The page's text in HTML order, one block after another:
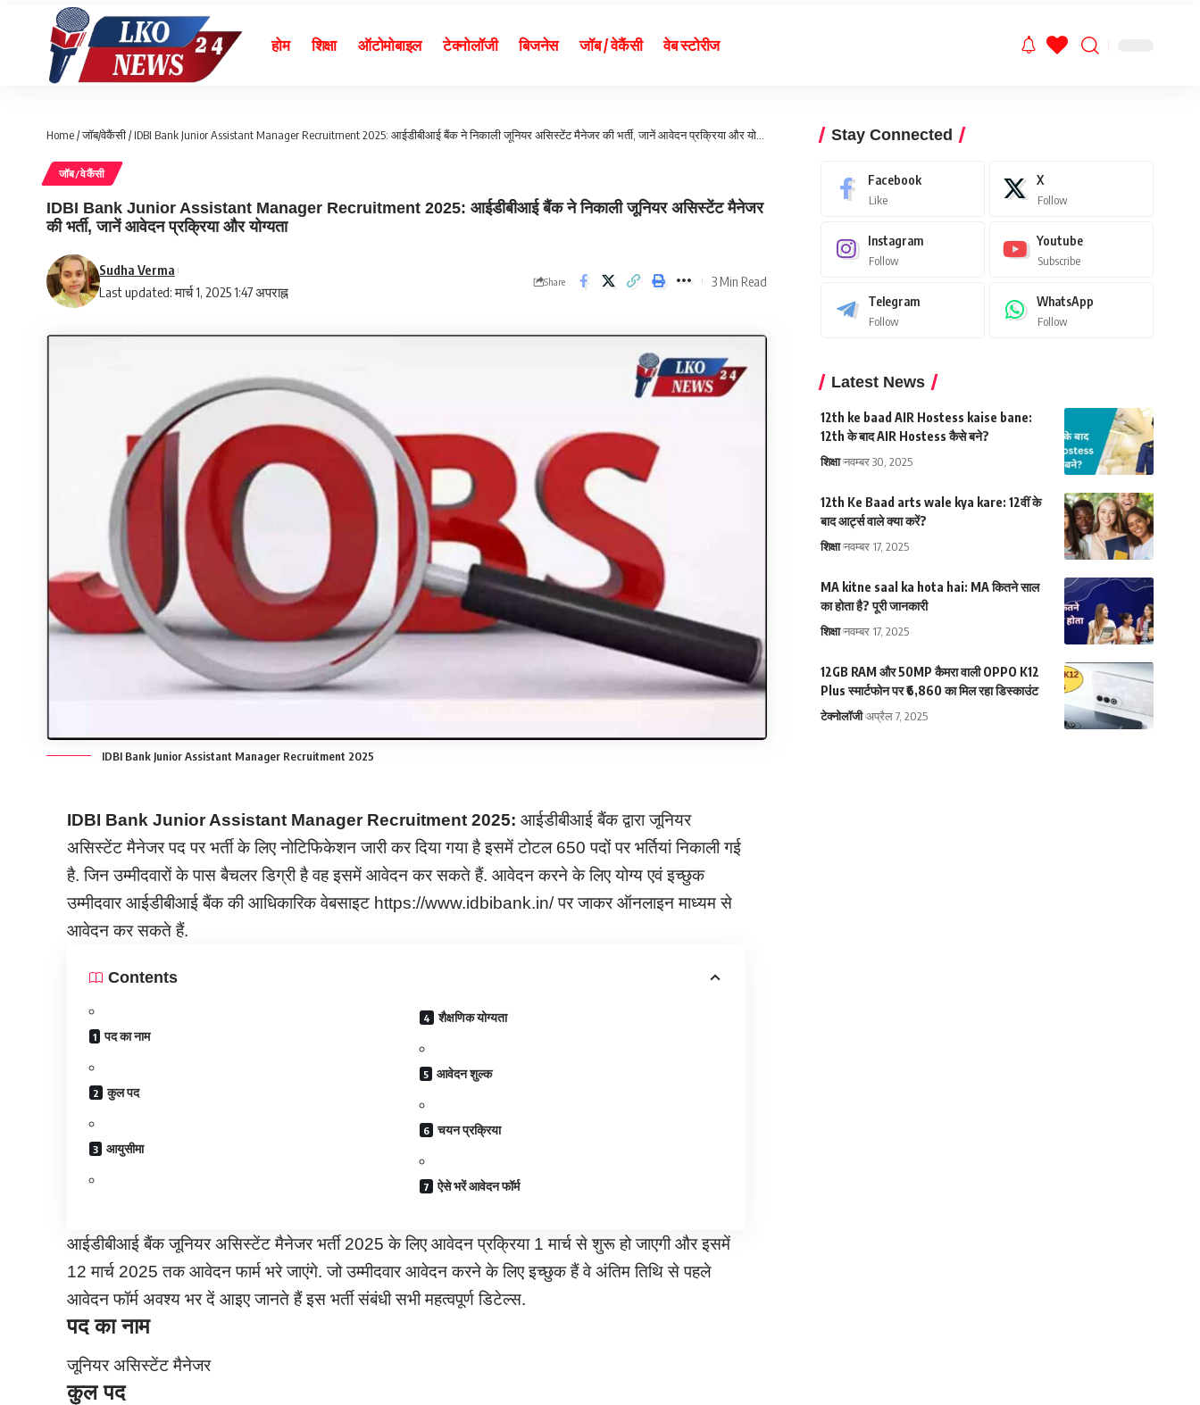
होम शिक्षा ऑटोमोबाइल टेक्नोलॉजी बिजनेस जॉब / वेकैंसी वेब स्टोरीज
Home/जॉब/वेकैंसी/IDBI Bank Junior Assistant Manager Recruitment 2025: आईडीबीआई बैंक ने निकाली जूनियर असिस्टेंट मैनेजर की भर्ती, जानें आवेदन प्रक्रिया और योग्यता
जॉब/वेकैंसी
IDBI Bank Junior Assistant Manager Recruitment 2025: आईडीबीआई बैंक ने निकाली जूनियर असिस्टेंट मैनेजर
की भर्ती, जानें आवेदन प्रक्रिया और योग्यता
Last updated: मार्च 1, 2025 1:47 अपराह्न
Sudha Verma
Share 3 Min Read
IDBI Bank Junior Assistant Manager Recruitment 2025
IDBI Bank Junior Assistant Manager Recruitment2025: आईडीबीआई बैंक द्वारा जूनियर
असिस्टेंट मैनेजर पद पर भर्ती के लिए नोटिफिकेशन जारी कर दिया गया है इसमें टोटल 650 पदों पर भर्तियां निकाली गई
है. जिन उम्मीदवारों के पास बैचलर डिग्री है वह इसमें आवेदन कर सकते हैं. आवेदन करने के लिए योग्य एवं इच्छुक
उम्मीदवार आईडीबीआईबैंककी आधिकारिक वेबसाइट https://www.idbibank.in/ पर जाकर ऑनलाइन माध्यम से
आवेदन कर सकते हैं.
Contents
पद का नाम
कुल पद
आयुसीमा
शैक्षणिक योग्यता
आवेदन शुल्क
चयन प्रक्रिया
ऐसे भरें आवेदन फॉर्म
आईडीबीआई बैंक जूनियर असिस्टेंट मैनेजर भर्ती 2025 के लिए आवेदन प्रक्रिया 1 मार्च से शुरू हो जाएगी और इसमें
12 मार्च 2025 तक आवेदन फार्म भरे जाएंगे. जो उम्मीदवार आवेदन करने के लिए इच्छुक हैं वे अंतिम तिथि से पहले
आवेदन फॉर्म अवश्य भर दें आइए जानते हैं इस भर्ती संबंधी सभी महत्वपूर्ण डिटेल्स.
पद का नाम
जूनियर असिस्टेंट मैनेजर
कुल पद
Stay Connected
Facebook
Like
X
Follow
Instagram
Follow
Youtube
Subscribe
Telegram
Follow
WhatsApp
Follow
Latest News
12th ke baad AIR Hostess kaise bane:
12th के बाद AIR Hostess कैसे बने?
शिक्षा नवम्बर 30, 2025
12th Ke Baad arts wale kya kare: 12वीं के
बाद आर्ट्स वाले क्या करें?
शिक्षा नवम्बर 17, 2025
MA kitne saal ka hota hai: MA कितने साल
का होता है? पूरी जानकारी
शिक्षा नवम्बर 17, 2025
12GB RAM और 50MP कैमरा वाली OPPO K12
Plus स्मार्टफोन पर ₹6,860 का मिल रहा डिस्काउंट
टेक्नोलॉजी अप्रैल 7, 2025